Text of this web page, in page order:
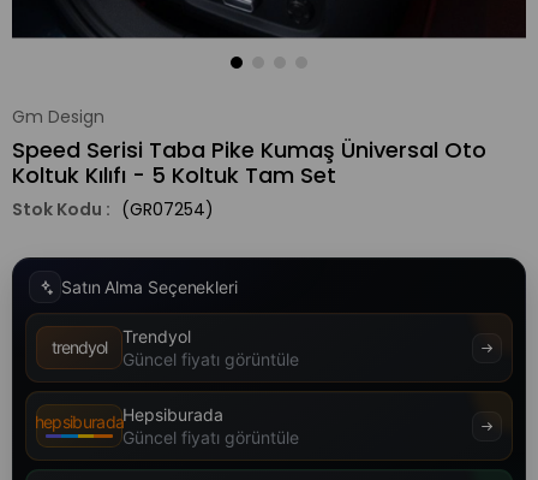
Gm Design
Speed Serisi Taba Pike Kumaş Üniversal Oto
Koltuk Kılıfı - 5 Koltuk Tam Set
(GR07254)
Satın Alma Seçenekleri
trendyol
Trendyol
Güncel fiyatı görüntüle
hepsiburadaHepsiburada
Güncel fiyatı görüntüle